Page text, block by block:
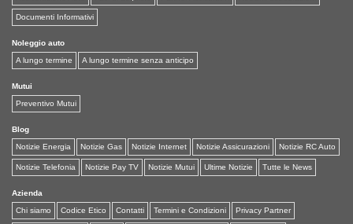
Documenti Informativi
Noleggio auto
A lungo termine
A lungo termine senza anticipo
Mutui
Preventivo Mutui
Blog
Notizie Energia
Notizie Gas Notizie Internet Notizie Assicurazioni Notizie RC Auto
Notizie Telefonia Notizie Pay TV Notizie Mutui Ultime Notizie Tutte le News
Azienda
Chi siamo
Codice Etico Contatti Termini e Condizioni Privacy Partner